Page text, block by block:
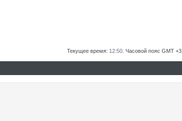
Текущее время: 12:50 . Часовой пояс GMT +3.